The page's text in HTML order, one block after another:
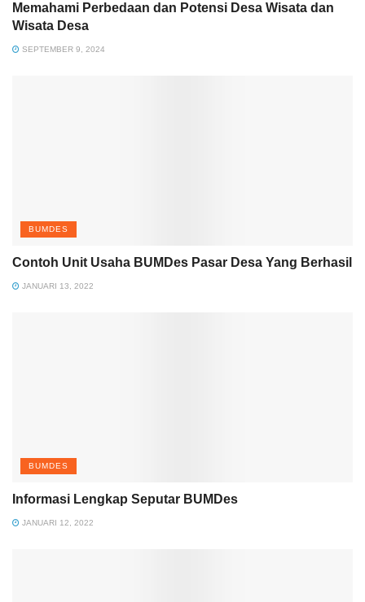
Memahami Perbedaan dan Potensi Desa Wisata dan
Wisata Desa
SEPTEMBER 9, 2024
BUMDES
Contoh Unit Usaha BUMDes Pasar Desa Yang Berhasil
JANUARI 13, 2022
BUMDES
Informasi Lengkap Seputar BUMDes
JANUARI 12, 2022